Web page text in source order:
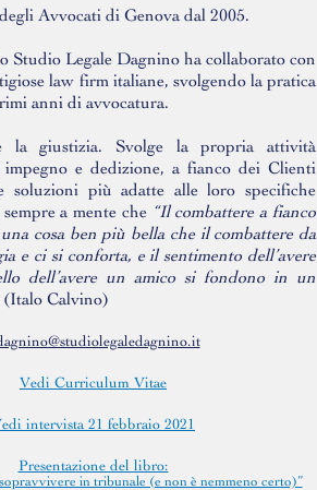
Avvocati di Genova dal 2005.
Studio Legale Dagnino ha collaborato con
law firm italiane, svolgendo la pratica
anni di avvocatura.
giustizia. Svolge la propria attività
impegno e dedizione, a fianco dei Clienti
soluzioni più adatte alle loro specifiche
a mente che “Il combattere a fianco
cosa ben più bella che il combattere da
e ci si conforta, e il sentimento dell’avere
dell’avere un amico si fondono in un
(Italo Calvino)
Vedi Curriculum Vitae
intervista 21 febbraio 2021
Presentazione del libro:
in tribunale (e non è nemmeno certo)”